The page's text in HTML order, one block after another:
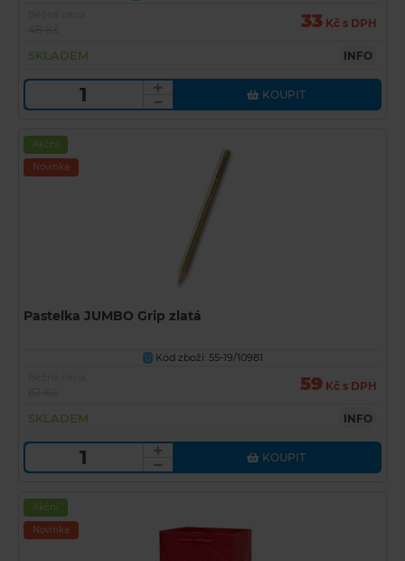
33 Kč s DPH
SKLADEM INFO
KOUPIT
Akční
Novinka
Pastelka JUMBO Grip zlatá
U Kód zboží: 55-19/10981
59 Kč s DPH
SKLADEM INFO
KOUPIT
Akční
Novinka